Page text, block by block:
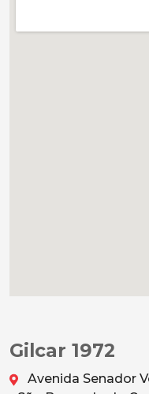
Gilcar 1972
Avenida Senador